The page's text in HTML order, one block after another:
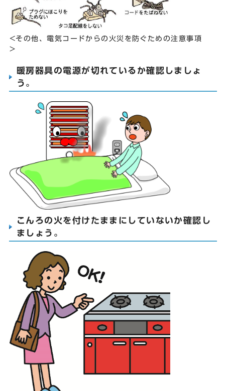
<その他、電気コードからの火災を防ぐための注意事項
>
暖房器具の電源が切れているか確認しましょ
う。
こんろの火を付けたままにしていないか確認し
ましょう。